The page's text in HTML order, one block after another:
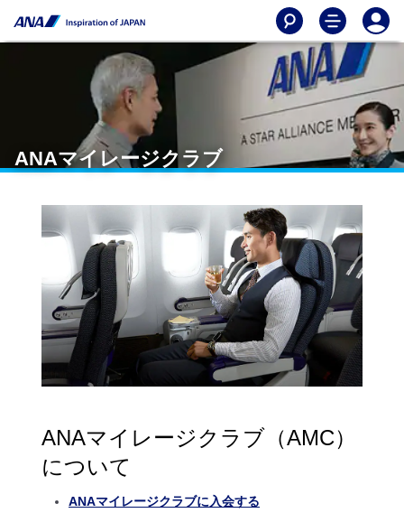
ANAマイレージクラブ
ANAマイレージクラブ（AMC）
について
ANAマイレージクラブに入会する